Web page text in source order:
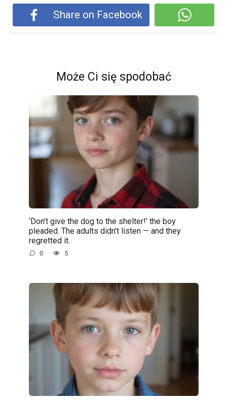
Share on Facebook
Może Ci się spodobać
‘Don’t give the dog to the shelter!’ the boy
pleaded. The adults didn’t listen — and they
regretted it.
0 5